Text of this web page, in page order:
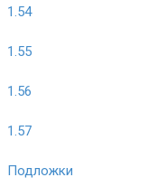
1.54
1.55
1.56
1.57
Подложки